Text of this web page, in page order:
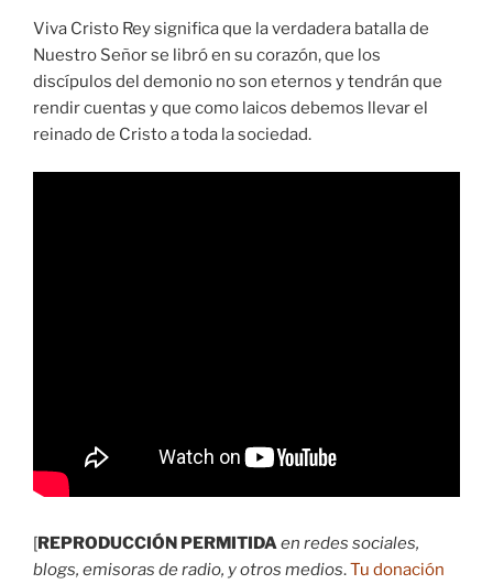
Viva Cristo Rey significa que la verdadera batalla de
Nuestro Señor se libró en su corazón, que los
discípulos del demonio no son eternos y tendrán que
rendir cuentas y que como laicos debemos llevar el
reinado de Cristo a toda la sociedad.
[REPRODUCCIÓN PERMITIDAen redes sociales,
blogs, emisoras de radio, y otros medios.Tu donación